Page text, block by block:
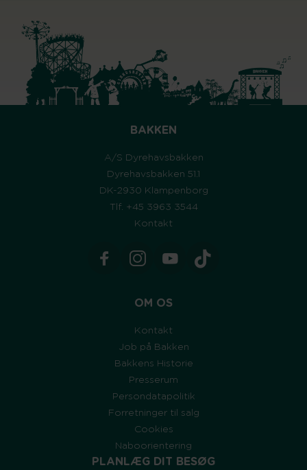
BAKKEN
A/S Dyrehavsbakken
Dyrehavsbakken 51.1
DK-2930 Klampenborg
Tlf. +45 3963 3544
Kontakt
OM OS
Kontakt
Job på Bakken
Bakkens Historie
Presserum
Persondatapolitik
Forretninger til salg
Cookies
Naboorientering
PLANLÆG DIT BESØG